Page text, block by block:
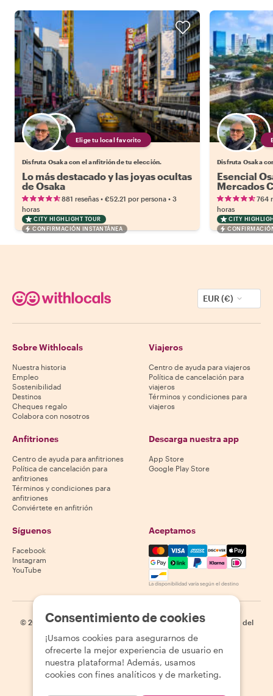
Elige tu local favorito
Disfruta Osaka con el anfitrión de tu elección.
Lo más destacado y las joyas ocultas
de Osaka
881 reseñas • €52.21 por persona • 3
horas
CITY HIGHLIGHT TOUR
CONFIRMACIÓN INSTANTÁNEA
Disfruta Osaka
Esencial
Mercados
Tour de 764
horas
CITY
EUR (€)
Sobre Withlocals
Nuestra historia
Empleo
Sostenibilidad
Destinos
Cheques regalo
Colabora con nosotros
Viajeros
Centro de ayuda para viajeros
Política de cancelación para
viajeros
Términos y condiciones para
viajeros
Anfitriones
Centro de ayuda para anfitriones
Política de cancelación para
anfitriones
Términos y condiciones para
anfitriones
Conviértete en anfitrión
Descarga nuestra app
App Store
Google Play Store
Síguenos
Facebook
Instagram
YouTube
Aceptamos
Mastercard, Visa, Amex,
La disponibilidad varía según el destino
© 2026 Withlocals.com | Política de privacidad | Cookies
Mapa del
Consentimiento de cookies
¡Usamos cookies para asegurarnos de
ofrecerte la mejor experiencia de usuario en
nuestra plataforma! Además, usamos
cookies con fines analíticos y de marketing.